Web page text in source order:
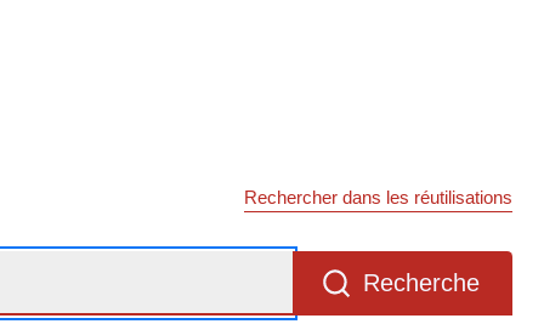
Rechercher dans les réutilisations
Recherche